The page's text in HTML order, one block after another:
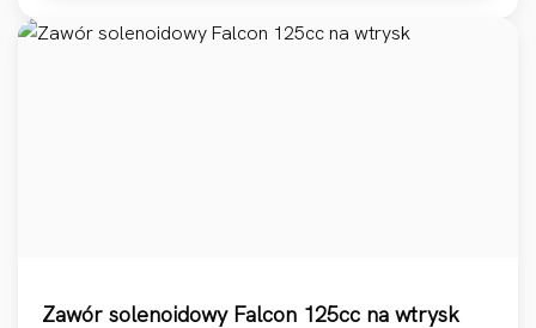
Zawór solenoidowy Falcon 125cc na wtrysk